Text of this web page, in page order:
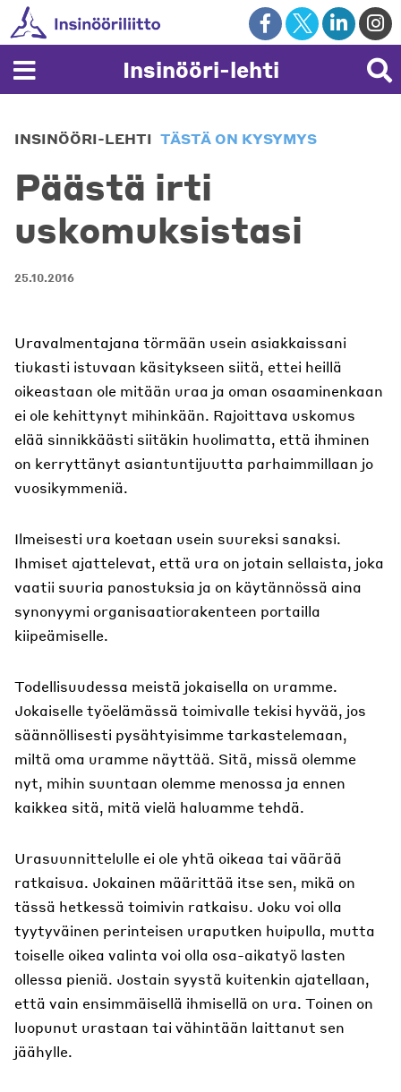
Skip
to
content
Insinööri-lehti
INSINÖÖRI-LEHTI TÄSTÄ ON KYSYMYS
Päästä irti
uskomuksistasi
25.10.2016
Uravalmentajana törmään usein asiakkaissani
tiukasti istuvaan käsitykseen siitä, ettei heillä
oikeastaan ole mitään uraa ja oman osaaminenkaan
ei ole kehittynyt mihinkään. Rajoittava uskomus
elää sinnikkäästi siitäkin huolimatta, että ihminen
on kerryttänyt asiantuntijuutta parhaimmillaan jo
vuosikymmeniä.
Ilmeisesti ura koetaan usein suureksi sanaksi.
Ihmiset ajattelevat, että ura on jotain sellaista, joka
vaatii suuria panostuksia ja on käytännössä aina
synonyymi organisaatiorakenteen portailla
kiipeämiselle.
Todellisuudessa meistä jokaisella on uramme.
Jokaiselle työelämässä toimivalle tekisi hyvää, jos
säännöllisesti pysähtyisimme tarkastelemaan,
miltä oma uramme näyttää. Sitä, missä olemme
nyt, mihin suuntaan olemme menossa ja ennen
kaikkea sitä, mitä vielä haluamme tehdä.
Urasuunnittelulle ei ole yhtä oikeaa tai väärää
ratkaisua. Jokainen määrittää itse sen, mikä on
tässä hetkessä toimivin ratkaisu. Joku voi olla
tyytyväinen perinteisen uraputken huipulla, mutta
toiselle oikea valinta voi olla osa-aikatyö lasten
ollessa pieniä. Jostain syystä kuitenkin ajatellaan,
että vain ensimmäisellä ihmisellä on ura. Toinen on
luopunut urastaan tai vähintään laittanut sen
jäähylle.